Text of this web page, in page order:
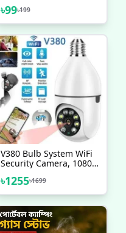
Insulation Pads
৳99৳199
V380 Bulb System WiFi
Security Camera, 1080P
Camera
৳1255৳1699